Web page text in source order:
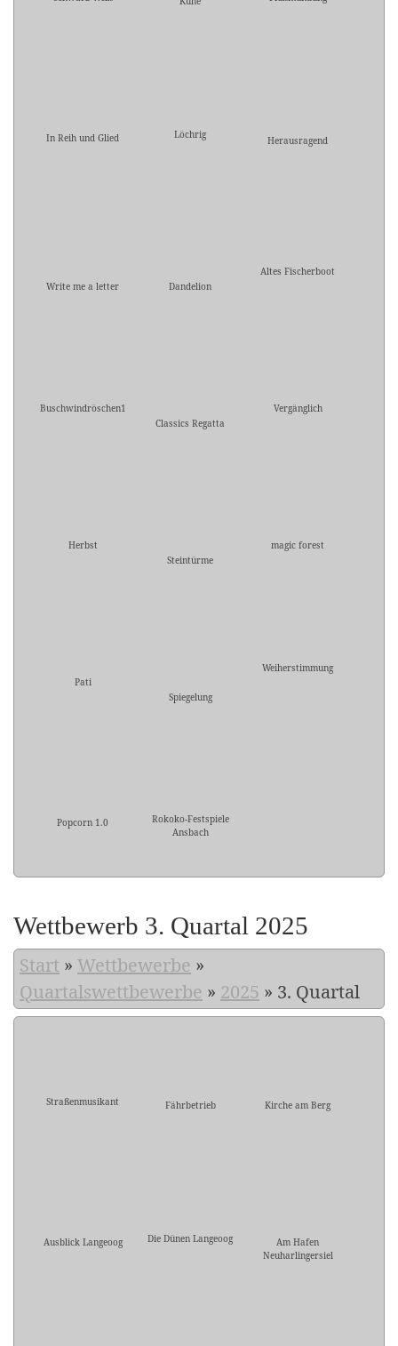
In Reih und Glied Löchrig Herausragend
Write me a letter Dandelion
Altes Fischerboot
Buschwindröschen1
Classics Regatta
Vergänglich
Herbst
Steintürme
magic forest
Pati
Spiegelung
Weiherstimmung
Popcorn 1.0
Rokoko-Festspiele
Ansbach
Wettbewerb 3. Quartal 2025
Start » Wettbewerbe »
Quartalswettbewerbe » 2025 » 3. Quartal
Straßenmusikant Fährbetrieb Kirche am Berg
Ausblick Langeoog Die Dünen Langeoog
Am Hafen
Neuharlingersiel